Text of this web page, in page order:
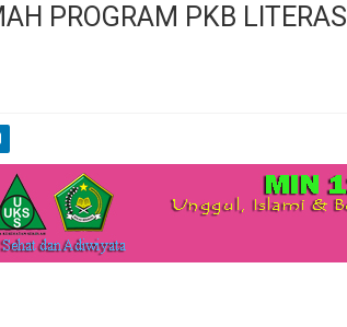
PROGRAM PKB LITERASI